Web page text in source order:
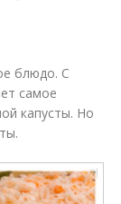
блюдо. С
самое
капусты. Но